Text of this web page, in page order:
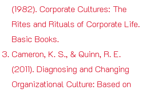
(1982). Corporate Cultures: The
Rites and Rituals of Corporate Life.
Basic Books.
Cameron, K. S., & Quinn, R. E.
(2011). Diagnosing and Changing
Organizational Culture: Based on